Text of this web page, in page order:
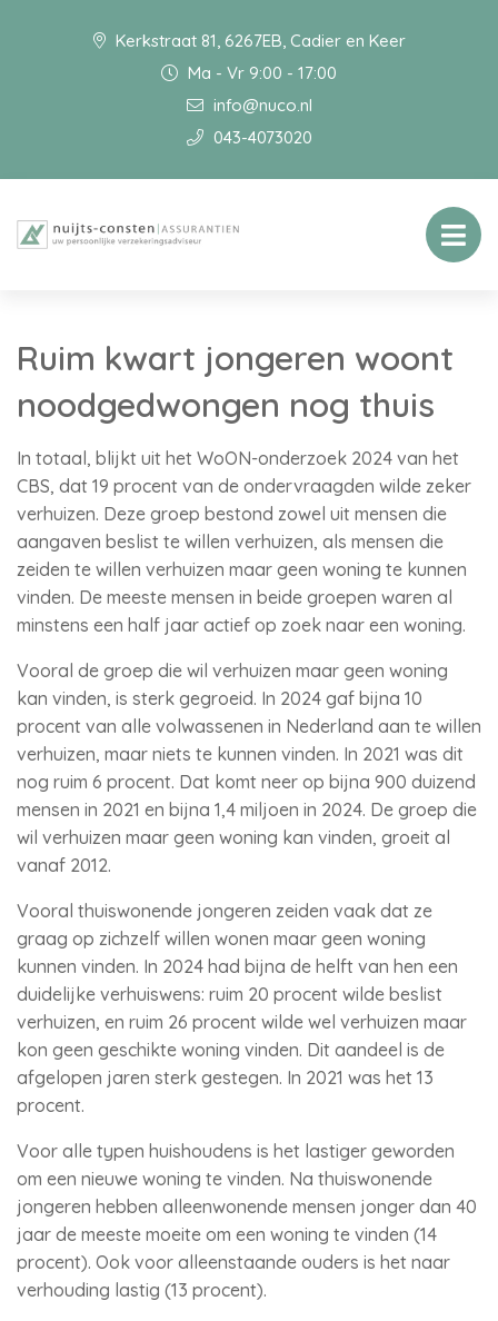
Kerkstraat 81, 6267EB, Cadier en Keer
Ma - Vr 9:00 - 17:00
info@nuco.nl
043-4073020
Ruim kwart jongeren woont
noodgedwongen nog thuis
In totaal, blijkt uit het WoON-onderzoek 2024 van het
CBS, dat 19 procent van de ondervraagden wilde zeker
verhuizen. Deze groep bestond zowel uit mensen die
aangaven beslist te willen verhuizen, als mensen die
zeiden te willen verhuizen maar geen woning te kunnen
vinden. De meeste mensen in beide groepen waren al
minstens een half jaar actief op zoek naar een woning.
Vooral de groep die wil verhuizen maar geen woning
kan vinden, is sterk gegroeid. In 2024 gaf bijna 10
procent van alle volwassenen in Nederland aan te willen
verhuizen, maar niets te kunnen vinden. In 2021 was dit
nog ruim 6 procent. Dat komt neer op bijna 900 duizend
mensen in 2021 en bijna 1,4 miljoen in 2024. De groep die
wil verhuizen maar geen woning kan vinden, groeit al
vanaf 2012.
Vooral thuiswonende jongeren zeiden vaak dat ze
graag op zichzelf willen wonen maar geen woning
kunnen vinden. In 2024 had bijna de helft van hen een
duidelijke verhuiswens: ruim 20 procent wilde beslist
verhuizen, en ruim 26 procent wilde wel verhuizen maar
kon geen geschikte woning vinden. Dit aandeel is de
afgelopen jaren sterk gestegen. In 2021 was het 13
procent.
Voor alle typen huishoudens is het lastiger geworden
om een nieuwe woning te vinden. Na thuiswonende
jongeren hebben alleenwonende mensen jonger dan 40
jaar de meeste moeite om een woning te vinden (14
procent). Ook voor alleenstaande ouders is het naar
verhouding lastig (13 procent).